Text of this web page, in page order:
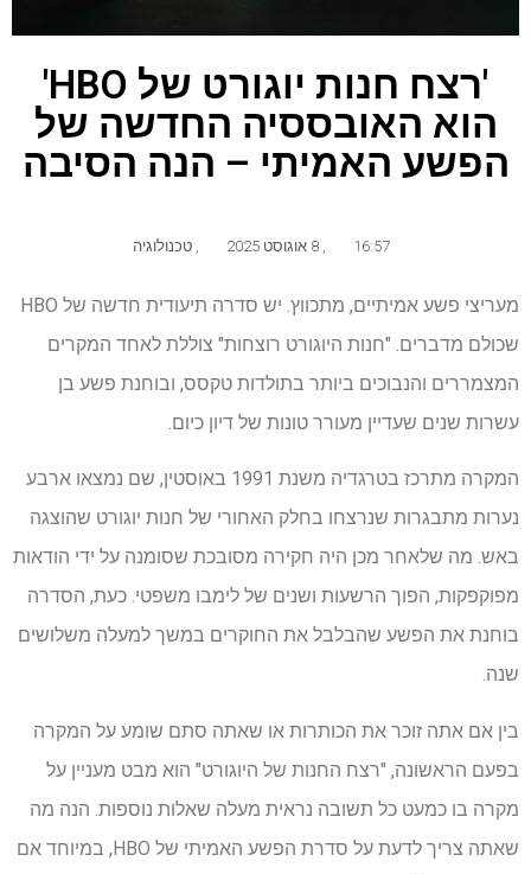
'רצח חנות יוגורט של HBO'
הוא האובססיה החדשה של
הפשע האמיתי – הנה הסיבה
16:57 8 אוגוסט 2025 טכנולוגיה
מעריצי פשע אמיתיים, מתכווץ. יש סדרה תיעודית חדשה של HBO
שכולם מדברים. "חנות היוגורט רוצחות" צוללת לאחד המקרים
המצמררים והנבוכים ביותר בתולדות טקסס, ובוחנת פשע בן
עשרות שנים שעדיין מעורר טונות של דיון כיום.
המקרה מתרכז בטרגדיה משנת 1991 באוסטין, שם נמצאו ארבע
נערות מתבגרות שנרצחו בחלק האחורי של חנות יוגורט שהוצגה
באש. מה שלאחר מכן היה חקירה מסובכת שסומנה על ידי הודאות
מפוקפקות, הפוך הרשעות ושנים של לימבו משפטי. כעת, הסדרה
בוחנת את הפשע שהבלבל את החוקרים במשך למעלה משלושים
שנה.
בין אם אתה זוכר את הכותרות או שאתה סתם שומע על המקרה
בפעם הראשונה, "רצח החנות של היוגורט" הוא מבט מעניין על
מקרה בו כמעט כל תשובה נראית מעלה שאלות נוספות. הנה מה
שאתה צריך לדעת על סדרת הפשע האמיתי של HBO, במיוחד אם